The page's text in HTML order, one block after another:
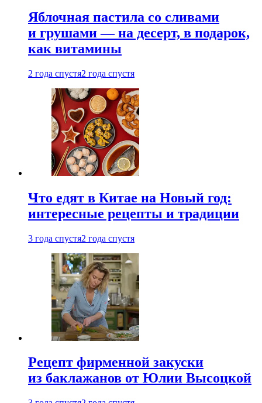
Яблочная пастила со сливами
и грушами — на десерт, в подарок,
как витамины
2 года спустя2 года спустя
Что едят в Китае на Новый год:
интересные рецепты и традиции
3 года спустя2 года спустя
Рецепт фирменной закуски
из баклажанов от Юлии Высоцкой